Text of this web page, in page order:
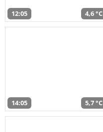
12:05 4,6 °C
14:05 5,7 °C